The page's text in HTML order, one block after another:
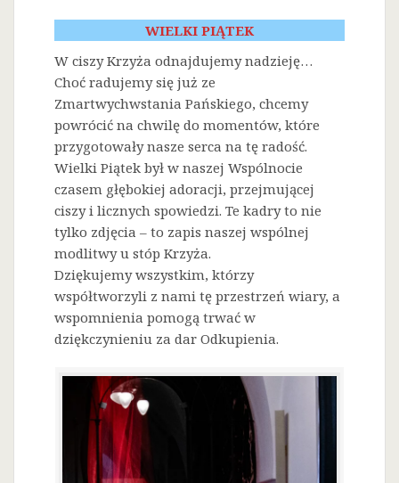
WIELKI PIĄTEK
W ciszy Krzyża odnajdujemy nadzieję…
Choć radujemy się już ze
Zmartwychwstania Pańskiego, chcemy
powrócić na chwilę do momentów, które
przygotowały nasze serca na tę radość.
Wielki Piątek był w naszej Wspólnocie
czasem głębokiej adoracji, przejmującej
ciszy i licznych spowiedzi. Te kadry to nie
tylko zdjęcia – to zapis naszej wspólnej
modlitwy u stóp Krzyża.
Dziękujemy wszystkim, którzy
współtworzyli z nami tę przestrzeń wiary, a
wspomnienia pomogą trwać w
dziękczynieniu za dar Odkupienia.